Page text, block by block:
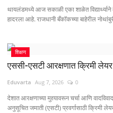
थायलंडमध्ये आज सकाळी एका शाळेत
हादरला आहे. राजधानी बँकॉकच्या बाहेरील
शिक्षण
एससी-एसटी आरक्षणात क्रिमी लेयर
Eduvarta Aug 7, 2026 0
देशात आरक्षणाच्या मुद्द्यावरून चर्चा आणि
अनुसूचित जमाती (एसटी) प्रवर्गासाठी क्रिमी